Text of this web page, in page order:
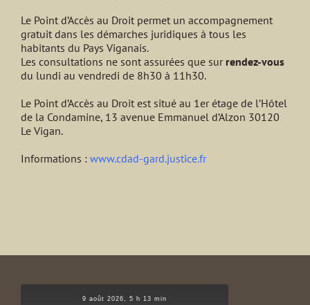
Le Point d’Accès au Droit permet un accompagnement
gratuit dans les démarches juridiques à tous les
habitants du Pays Viganais.
Les consultations ne sont assurées que sur rendez-vous
du lundi au vendredi de 8h30 à 11h30.
Le Point d’Accès au Droit est situé au 1er étage de l’Hôtel
de la Condamine, 13 avenue Emmanuel d’Alzon 30120
Le Vigan.
Informations : www.cdad-gard.justice.fr
9 août 2026, 5 h 13 min